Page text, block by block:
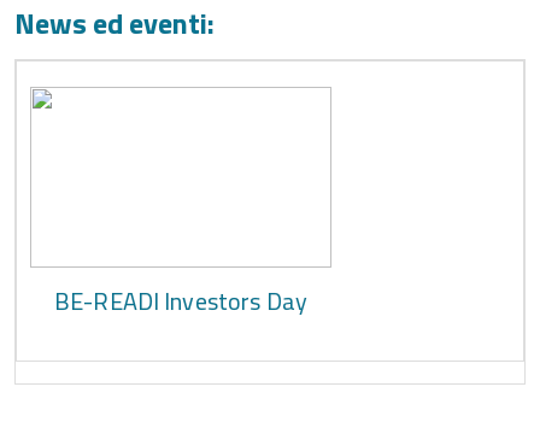
News ed eventi:
BE-READI Investors Day